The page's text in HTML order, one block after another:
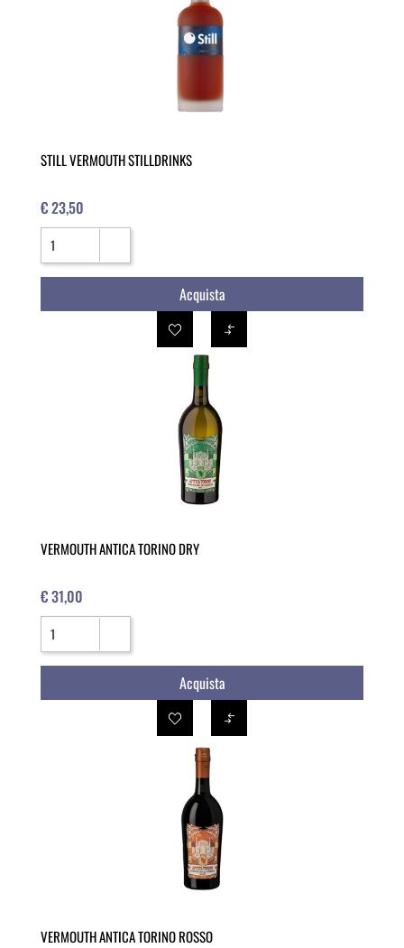
STILL VERMOUTH STILLDRINKS
€ 23,50
Quantità
Acquista
VERMOUTH ANTICA TORINO DRY
€ 31,00
Quantità
Acquista
VERMOUTH ANTICA TORINO ROSSO